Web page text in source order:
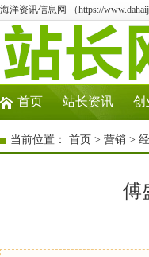
海洋资讯信息网 （https://
首页 站长资讯 创
当前位置： 首页 > 营销 >
傅